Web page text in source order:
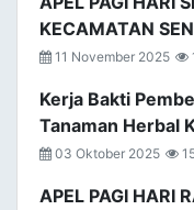
KECAMATAN
11 November 2025
Kerja Bakti
Tanaman Herbal
03 Oktober 2025
APEL PAGI HARI